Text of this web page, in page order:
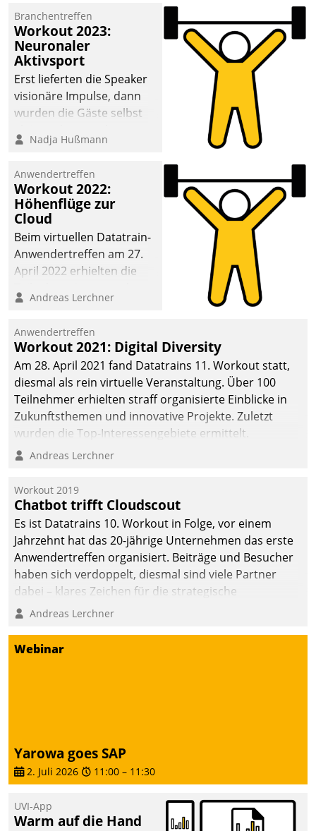
Mammutprojekte
meistern und Workloads
wuppen – bei zunehmend
anspruchsvollen
Aufgaben und
abnehmendem
Branchentreffen
Workout 2023:
Neuronaler
Aktivsport
Erst lieferten die Speaker
visionäre Impulse, dann
wurden die Gäste selbst
methodisch
Quartier. Dazwischen
zeigte Datatrain, was es
Neues zu bieten hat.
Nadja Hußmann
Anwendertreffen
Workout 2022:
Höhenflüge zur
Cloud
Beim virtuellen Datatrain-
Anwendertreffen am 27.
April 2022 erhielten die
Teilnehmer kurzweilige
Cloud-Strategien und -
Lösungen mit hohem
Zukunftspotenzial.
Andreas Lerchner
Anwendertreffen
Workout 2021: Digital Diversity
Am 28. April 2021 fand Datatrains 11. Workout statt,
diesmal als rein virtuelle Veranstaltung. Über 100
Teilnehmer erhielten straff organisierte Einblicke in
Zukunftsthemen und innovative Projekte. Zuletzt
wurden die Top-Interessengebiete ermittelt.
Andreas Lerchner
Workout 2019
Chatbot trifft Cloudscout
Es ist Datatrains 10. Workout in Folge, vor einem
Jahrzehnt hat das 20-jährige Unternehmen das erste
Anwendertreffen organisiert. Beiträge und Besucher
haben sich verdoppelt, diesmal sind viele Partner
dabei – klares Zeichen für die strategische
Fokussierung auf den Kunden.
Andreas Lerchner
Webinar
Yarowa goes SAP
2. Juli 2026 11:00 – 11:30
UVI-App
Warm auf die Hand